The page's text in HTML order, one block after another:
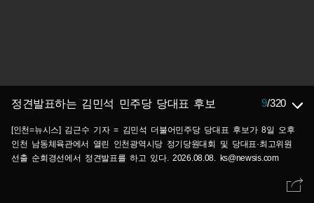
정견발표하는 김민석 민주당 당대표 후보 9/320
[인천=뉴시스] 김근수 기자 = 김민석 더불어민주당 당대표 후보가 8일 오후
인천 남동체육관에서 열린 인천광역시당 정기당원대회 및 당대표·최고위원
선출 순회경선에서 정견발표를 하고 있다. 2026.08.08. ks@newsis.com